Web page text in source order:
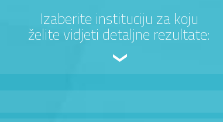
Izaberite instituciju za koju
želite vidjeti detaljne rezultate: